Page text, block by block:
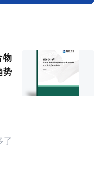
物
势
了